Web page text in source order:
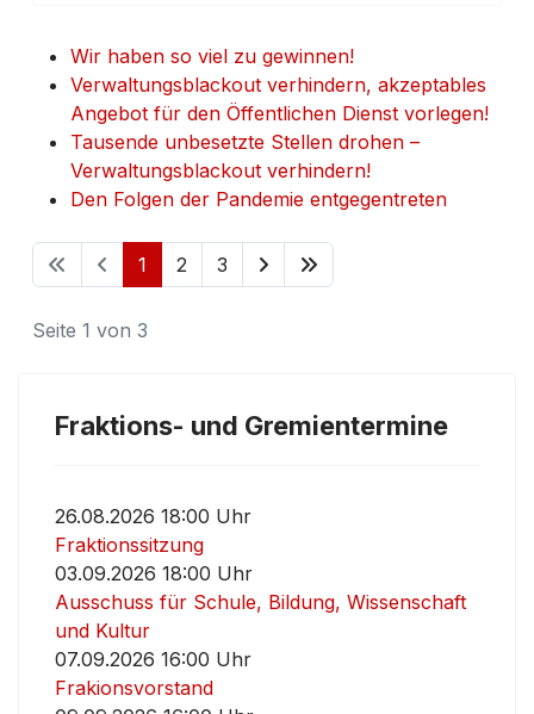
Wir haben so viel zu gewinnen!
Verwaltungsblackout verhindern, akzeptables
Angebot für den Öffentlichen Dienst vorlegen!
Tausende unbesetzte Stellen drohen –
Verwaltungsblackout verhindern!
Den Folgen der Pandemie entgegentreten
1 2 3
Seite 1 von 3
Fraktions- und Gremientermine
26.08.2026 18:00 Uhr
Fraktionssitzung
03.09.2026 18:00 Uhr
Ausschuss für Schule, Bildung, Wissenschaft
und Kultur
07.09.2026 16:00 Uhr
Frakionsvorstand